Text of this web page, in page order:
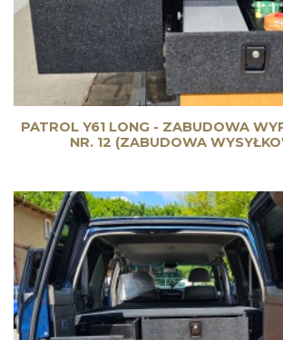
PATROL Y61 LONG - ZABUDOWA
NR. 12 (ZABUDOWA